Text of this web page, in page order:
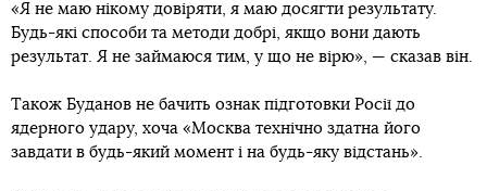
«Я не маю нікому довіряти, я маю досягти результату.
Будь-які способи та методи добрі, якщо вони дають
результат. Я не займаюся тим, у що не вірю», — сказав він.
Також Буданов не бачить ознак підготовки Росії до
ядерного удару, хоча «Москва технічно здатна його
завдати в будь-який момент і на будь-яку відстань».